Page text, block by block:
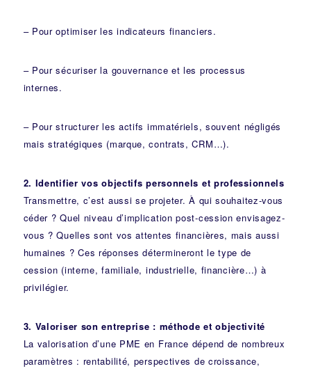
– Pour optimiser les indicateurs financiers.
– Pour sécuriser la gouvernance et les processus
internes.
– Pour structurer les actifs immatériels, souvent négligés
mais stratégiques (marque, contrats, CRM…).
2. Identifier vos objectifs personnels et professionnels
Transmettre, c’est aussi se projeter. À qui souhaitez-vous
céder ? Quel niveau d’implication post-cession envisagez-
vous ? Quelles sont vos attentes financières, mais aussi
humaines ? Ces réponses détermineront le type de
cession (interne, familiale, industrielle, financière…) à
privilégier.
3. Valoriser son entreprise : méthode et objectivité
La valorisation d’une PME en France dépend de nombreux
paramètres : rentabilité, perspectives de croissance,